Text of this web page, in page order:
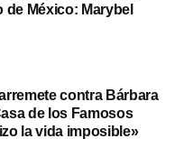
de México: Marybel
contra Bárbara
de los Famosos
la vida imposible»